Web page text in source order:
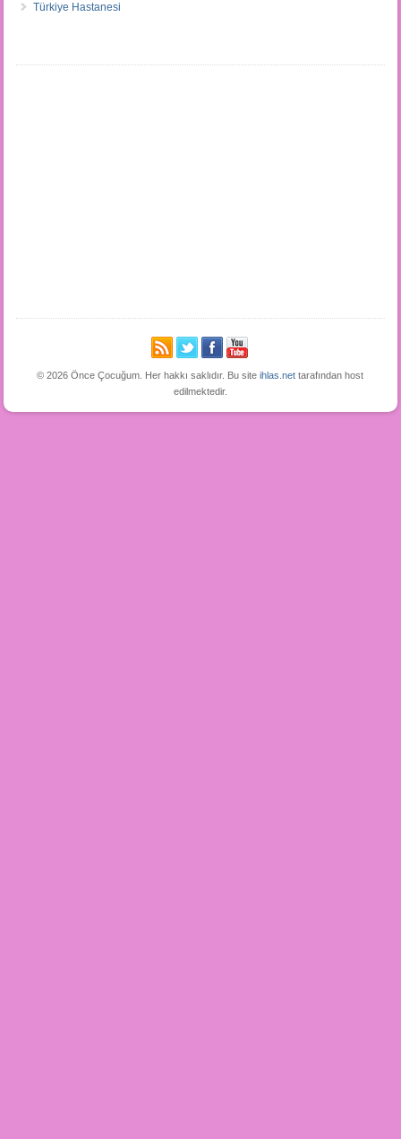
Türkiye Hastanesi
© 2026 Önce Çocuğum. Her hakkı saklıdır. Bu siteihlas.net tarafından host
edilmektedir.